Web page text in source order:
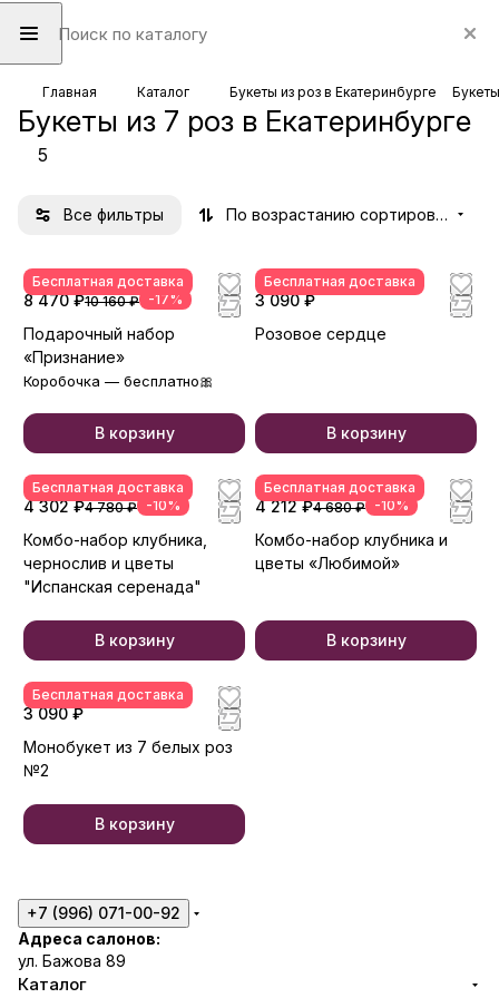
Главная Каталог Букеты из роз в Екатеринбурге
Букеты из 7 роз в Екатеринбурге
5
Все фильтры По возрастанию сортировки
Бесплатная доставка
8 470 ₽10 160 ₽ -17%
Подарочный набор
«Признание»
Коробочка — бесплатно🎀
В корзину
Бесплатная доставка
3 090 ₽
Розовое сердце
В корзину
Бесплатная доставка
4 302 ₽4 780 ₽ -10%
Комбо-набор клубника,
чернослив и цветы
"Испанская серенада"
В корзину
Бесплатная доставка
4 212 ₽4 680 ₽ -10%
Комбо-набор клубника и
цветы «Любимой»
В корзину
Бесплатная доставка
3 090 ₽
Монобукет из 7 белых роз
№2
В корзину
+7 (996) 071-00-92
Адреса салонов:
ул. Бажова 89
Каталог